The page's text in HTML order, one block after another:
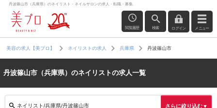
丹波篠山市（兵庫県）のネイリスト・ネイルサロンの求人・転職・募集
閲覧履歴 検索 ログイン メニュー
美容の求人【美プロ】 ネイリストの求人 兵庫県 丹波篠山市
丹波篠山市（兵庫県）のネイリストの求人一覧
ネイリスト/兵庫県/丹波篠山市 さらに絞り込む▼